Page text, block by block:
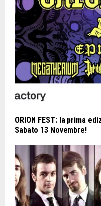
ORION FEST: la prima
Sabato 13 Novembre!